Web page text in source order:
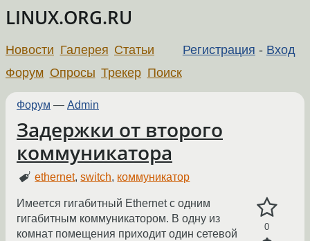
LINUX.ORG.RU
Регистрация - Вход
Новости Галерея Статьи
Форум Опросы Трекер Поиск
Форум — Admin
Задержки от второго
коммуникатора
ethernet,switch, коммуникатор
0
Имеется гигабитный Ethernet с одним
гигабитным коммуникатором. В одну из
комнат помещения приходит один сетевой